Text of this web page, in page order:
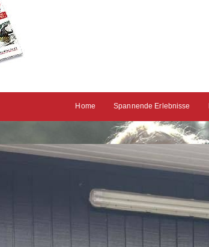
Home Spannende Erlebnisse